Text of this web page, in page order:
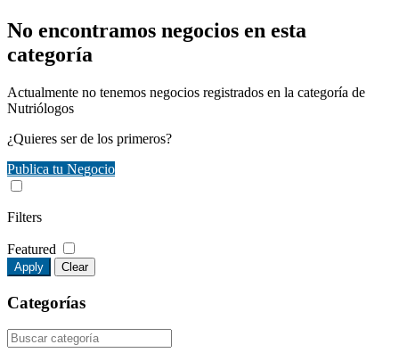
No encontramos negocios en esta
categoría
Actualmente no tenemos negocios registrados en la categoría de
Nutriólogos
¿Quieres ser de los primeros?
Publica tu Negocio
Filters
Featured
Apply Clear
Categorías